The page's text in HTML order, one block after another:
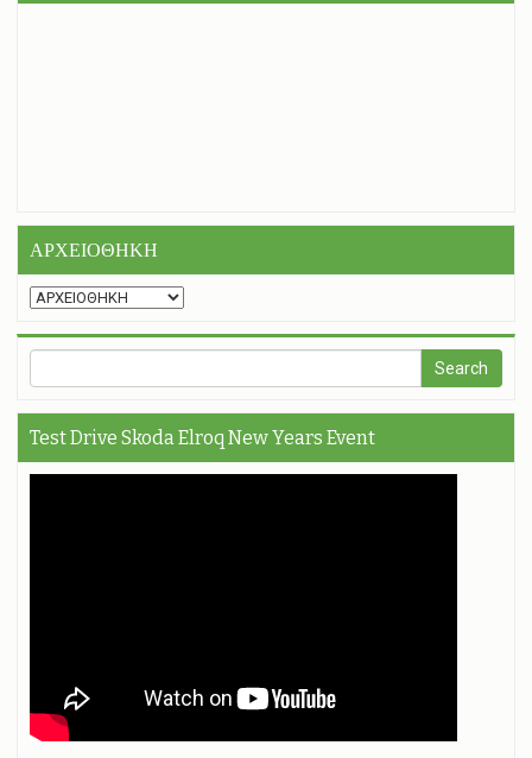
ΑΡΧΕΙΟΘΗΚΗ
Test Drive Skoda Elroq New Years Event